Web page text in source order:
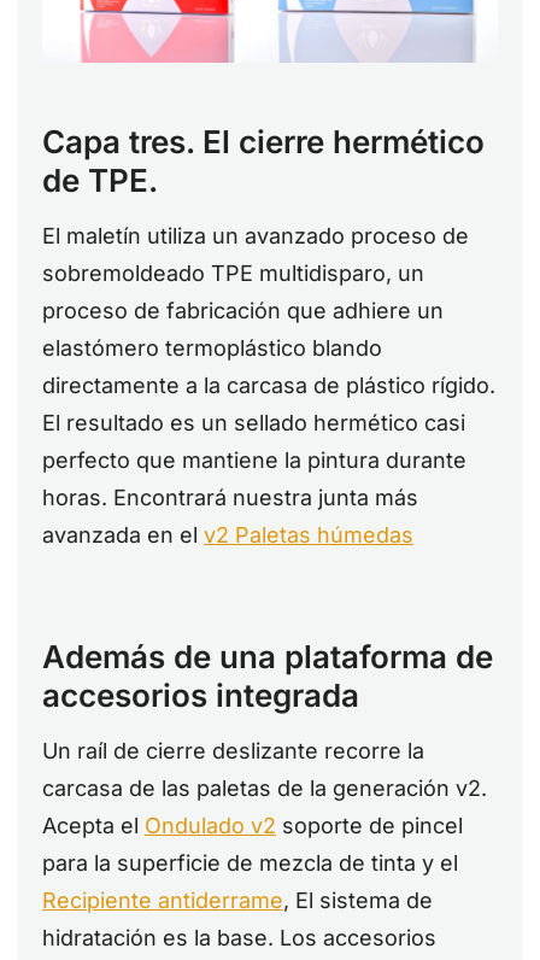
Capa tres. El cierre hermético
de TPE.
El maletín utiliza un avanzado proceso de
sobremoldeado TPE multidisparo, un
proceso de fabricación que adhiere un
elastómero termoplástico blando
directamente a la carcasa de plástico rígido.
El resultado es un sellado hermético casi
perfecto que mantiene la pintura durante
horas. Encontrará nuestra junta más
avanzada en el v2 Paletas húmedas
Además de una plataforma de
accesorios integrada
Un raíl de cierre deslizante recorre la
carcasa de las paletas de la generación v2.
Acepta el Ondulado v2 soporte de pincel
para la superficie de mezcla de tinta y el
Recipiente antiderrame, El sistema de
hidratación es la base. Los accesorios